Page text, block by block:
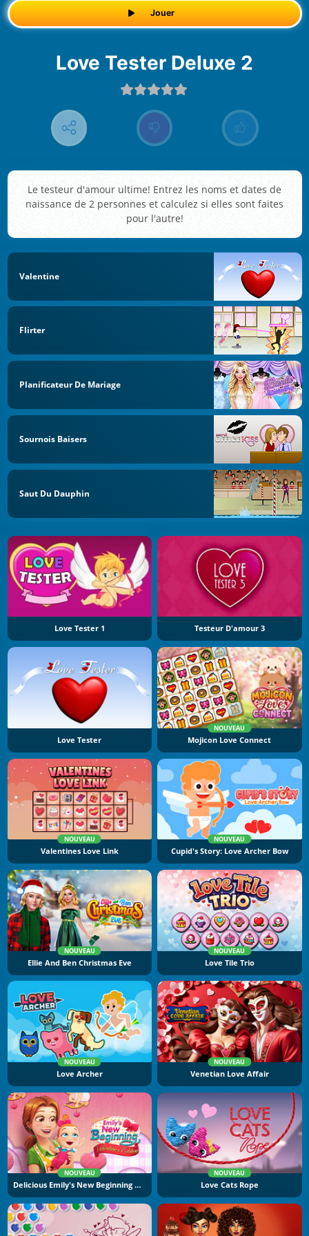
Jouer
Love Tester Deluxe 2
Le testeur d'amour ultime! Entrez les noms et dates de
naissance de 2 personnes et calculez si elles sont faites
pour l'autre!
Valentine
Flirter
Planificateur De Mariage
Sournois Baisers
Saut Du Dauphin
Love Tester 1 Testeur D'amour 3
Love Tester
NOUVEAU
Mojicon Love Connect
NOUVEAU
Valentines Love Link
NOUVEAU
Cupid's Story: Love Archer Bow
NOUVEAU
Ellie And Ben Christmas Eve
NOUVEAU
Love Tile Trio
NOUVEAU
Love Archer
NOUVEAU
Venetian Love Affair
NOUVEAU
Delicious Emily's New Beginning Valentine's Edition
NOUVEAU
Love Cats Rope